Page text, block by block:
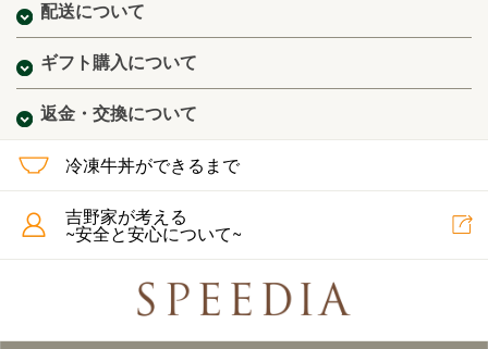
配送について
ギフト購入について
返金・交換について
冷凍牛丼ができるまで
吉野家が考える
~安全と安心について~